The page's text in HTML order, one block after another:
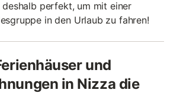
perfekt, um mit einer
in den Urlaub zu fahren!
und
in Nizza die